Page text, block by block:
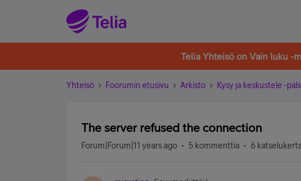
Telia Yhteisö on Vain luku -
Yhteisö Foorumin etusivu Arkisto Kysy ja keskustele -
The server refused the connection
Forum|Forum|11 years ago 5 kommenttia 6